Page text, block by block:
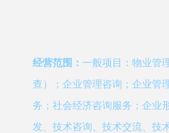
经营范围： 一般项目：物业管
查）；企业管理咨询；企业管
务；社会经济咨询服务；企业
发、技术咨询、技术交流、技